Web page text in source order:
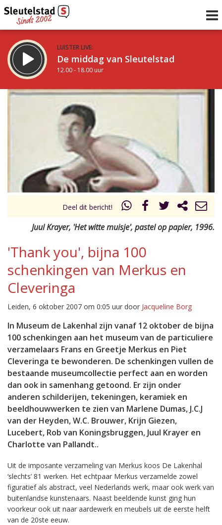
LUISTER LIVE:
De middag van Sleutelstad
12.00 - 18.00 uur
STRAKS:
De vrijdagavond met Keanu
uur 1 van 0
Deel dit bericht!
Juul Krayer, 'Het witte muisje', pastel op papier, 1996.
'Thank you', bijna 100
schenkingen van Merkus en
Cleveringa
Leiden, 6 oktober 2007 om 0:05 uur door Jacqueline Borg
In Museum de Lakenhal zijn vanaf 12 oktober de bijna
100 schenkingen aan het museum van de particuliere
verzamelaars Frans en Greetje Merkus en Piet
Cleveringa te bewonderen. De schenkingen vullen de
bestaande museumcollectie perfect aan en worden
dan ook in samenhang getoond. Er zijn onder
anderen schilderijen, tekeningen, keramiek en
beeldhouwwerken te zien van Marlene Dumas, J.C.J
van der Heyden, W.C. Brouwer, Krijn Giezen,
Lucebert, Rob van Koningsbruggen, Juul Krayer en
Charlotte van Pallandt..
Uit de imposante verzameling van Merkus koos De Lakenhal
‘slechts’ 81 werken. Het echtpaar Merkus verzamelde zowel
figuratief als abstract, veel Nederlands werk, maar ook werk van
buitenlandse kunstenaars. Naast beeldende kunst ging hun
voorkeur ook uit naar aardewerk en meubels uit de eerste helft
van de 20ste eeuw.